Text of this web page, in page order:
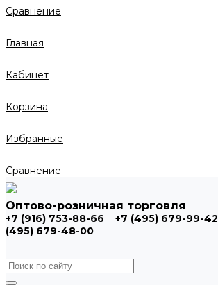
Сравнение
Главная
Кабинет
Корзина
Избранные
Сравнение
Оптово-розничная торговля
+7 (916) 753-88-66 +7 (495) 679-99-42
(495) 679-48-00